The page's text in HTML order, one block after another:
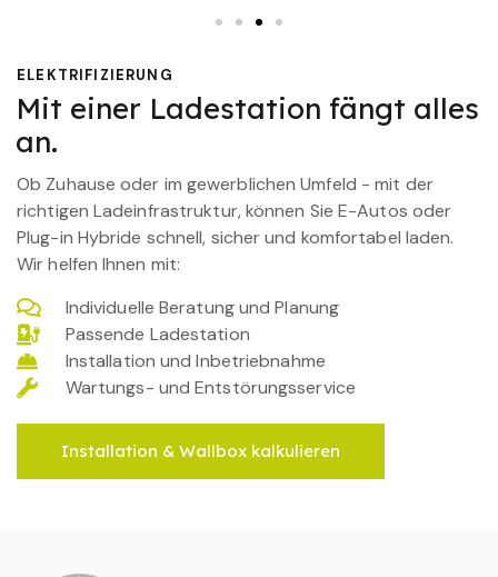
ELEKTRIFIZIERUNG
Mit einer Ladestation fängt alles
an.
Ob Zuhause oder im gewerblichen Umfeld - mit der
richtigen Ladeinfrastruktur, können Sie E-Autos oder
Plug-in Hybride schnell, sicher und komfortabel laden.
Wir helfen Ihnen mit:
Individuelle Beratung und Planung
Passende Ladestation
Installation und Inbetriebnahme
Wartungs- und Entstörungsservice
Installation & Wallbox kalkulieren